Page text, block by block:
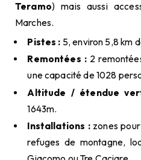
Teramo) mais aussi
Marches.
Pistes : 5, environ 5,8 km
Remontées : 2
une capacité de 1028
Altitude / étendue
1643m.
Installations :zones
refuges de montagne,